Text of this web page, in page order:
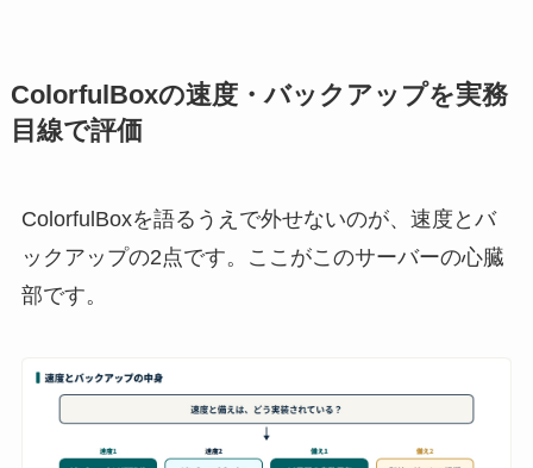
ColorfulBoxの速度・バックアップを実務
目線で評価
ColorfulBoxを語るうえで外せないのが、速度とバ
ックアップの2点です。ここがこのサーバーの心臓
部です。